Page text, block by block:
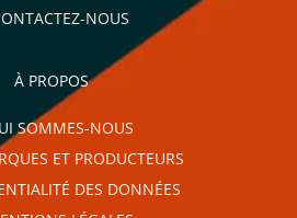
NOUS
À PROPOS
SOMMES-NOUS
ET PRODUCTEURS
DES DONNÉES